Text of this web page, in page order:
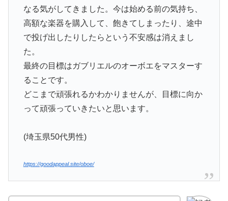
なる気がしてきました。今は始める前の気持ち、
高額な楽器を購入して、飽きてしまったり、途中
で投げ出したりしたらという不安感は消えまし
た。
最終の目標はガブリエルのオーボエをマスターす
ることです。
どこまで頑張れるかわかりませんが、目標に向か
って頑張っていきたいと思います。
(埼玉県50代男性)
https://goodappeal.site/oboe/